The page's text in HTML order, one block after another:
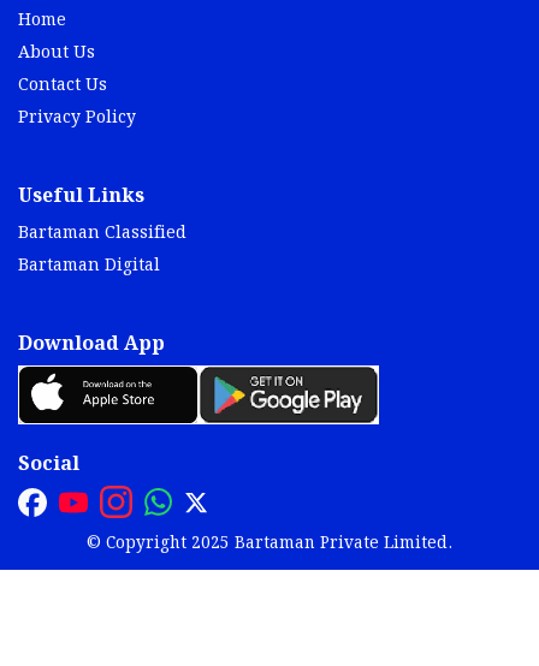
Home
About Us
Contact Us
Privacy Policy
Useful Links
Bartaman Classified
Bartaman Digital
Download App
Social
© Copyright 2025 Bartaman Private Limited.